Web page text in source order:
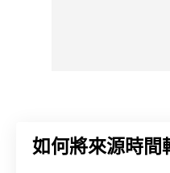
如何將來源時間